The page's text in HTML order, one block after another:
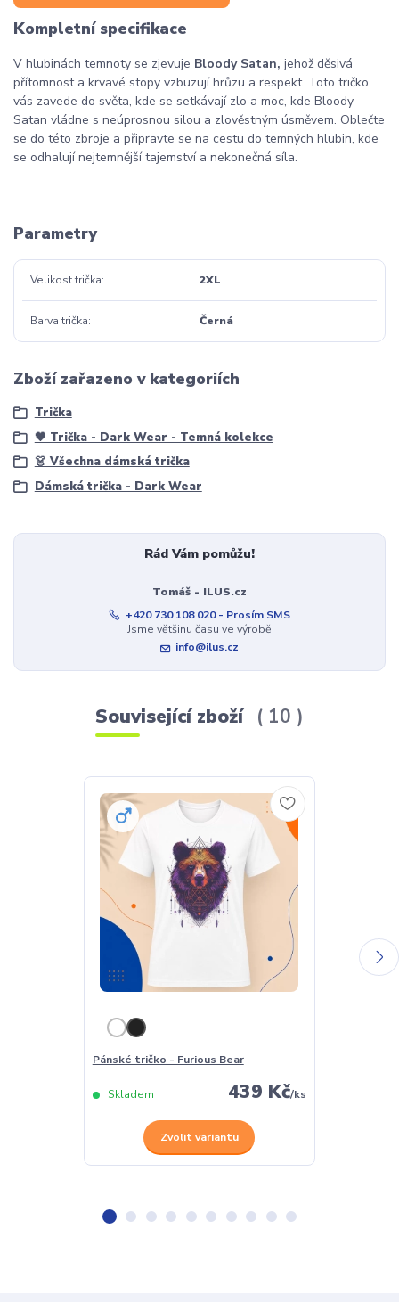
Kompletní specifikace
V hlubinách temnoty se zjevuje Bloody Satan, jehož děsivá
přítomnost a krvavé stopy vzbuzují hrůzu a respekt. Toto tričko
vás zavede do světa, kde se setkávají zlo a moc, kde Bloody
Satan vládne s neúprosnou silou a zlověstným úsměvem. Oblečte
se do této zbroje a připravte se na cestu do temných hlubin, kde
se odhalují nejtemnější tajemství a nekonečná síla.
Parametry
Velikost trička 2XL
Barva trička Černá
Zboží zařazeno v kategoriích
Trička
🖤 Trička - Dark Wear - Temná kolekce
👗 Všechna dámská trička
Dámská trička - Dark Wear
Rád Vám pomůžu!
Tomáš - ILUS.cz
+420 730 108 020 - Prosím SMS
Jsme většinu času ve výrobě
info@ilus.cz
Související zboží 10
Pánské tričko - Furious Bear
439 Kč/ks
Skladem
Zvolit variantu